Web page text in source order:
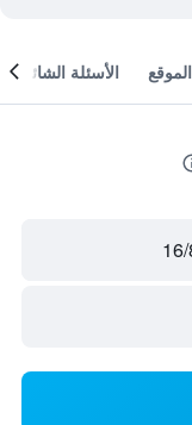
الموقع الأسئلة الشائعة